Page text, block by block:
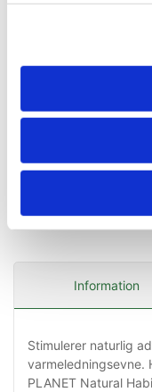
Information
Stimulerer naturlig
varmeledningsevne.
PLANET Natural